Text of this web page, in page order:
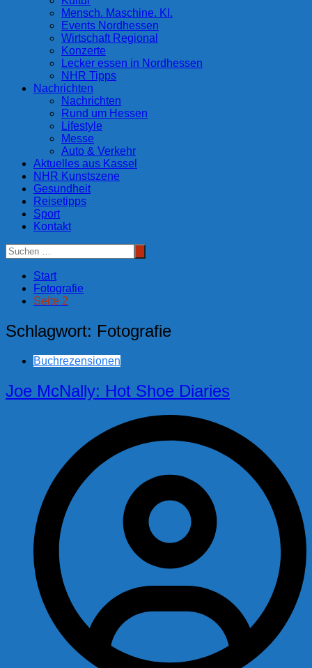
Mensch. Maschine. KI.
Events Nordhessen
Wirtschaft Regional
Konzerte
Lecker essen in Nordhessen
NHR Tipps
Nachrichten
Nachrichten
Rund um Hessen
Lifestyle
Messe
Auto & Verkehr
Aktuelles aus Kassel
NHR Kunstszene
Gesundheit
Reisetipps
Sport
Kontakt
Start
Fotografie
Seite 2
Schlagwort: Fotografie
Buchrezensionen
Joe McNally: Hot Shoe Diaries